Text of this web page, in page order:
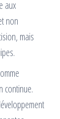
aux
non
mais
continue.